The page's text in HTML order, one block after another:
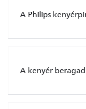
A Philips
A kenyér